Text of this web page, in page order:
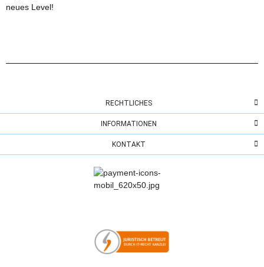
neues Level!
RECHTLICHES
INFORMATIONEN
KONTAKT